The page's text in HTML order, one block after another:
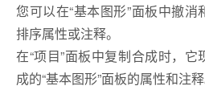
您可以在“基本图形”面板中撤
排序属性或注释。
在“项目”面板中复制合成时，
成的“基本图形”面板的属性和注释